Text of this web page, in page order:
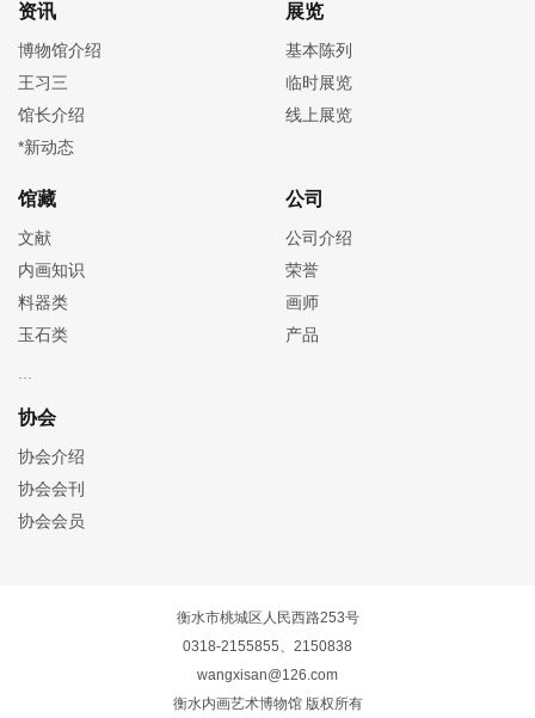
资讯
博物馆介绍
王习三
馆长介绍
*新动态
展览
基本陈列
临时展览
线上展览
馆藏
文献
内画知识
料器类
玉石类
公司
公司介绍
荣誉
画师
产品
协会
协会介绍
协会会刊
协会会员
衡水市桃城区人民西路253号
0318-2155855、2150838
wangxisan@126.com
衡水内画艺术博物馆 版权所有